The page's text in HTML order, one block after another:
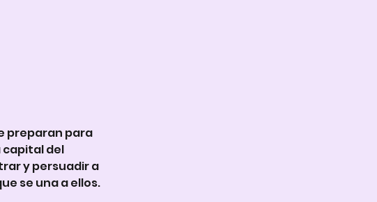
preparan para
capital del
y persuadir a
se una a ellos.